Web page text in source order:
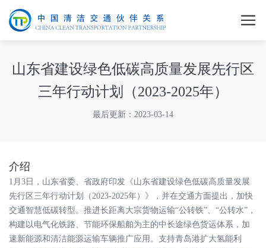
山东省建设绿色低碳高质量发展先行区
三年行动计划（2023-2025年）
最后更新：2023-03-14
介绍
1月3日，山东省委、省政府印发《山东省建设绿色低碳高质量发展
先行区三年行动计划（2023-2025年）》，并在交通方面提出，加快
交通智慧低碳转型。推进长距离大宗货物运输“公转铁”、“公转水”，
构建以电气化铁路、节能环保船舶为主的中长途绿色货运体系，加
速新能源和清洁能源运输车辆推广应用。支持青岛港扩大氢能利